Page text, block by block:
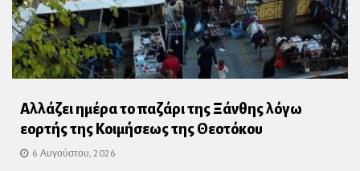
Αλλάζει ημέρα το παζάρι της Ξάνθης λόγω
εορτής της Κοιμήσεως της Θεοτόκου
6 Αυγούστου, 2026